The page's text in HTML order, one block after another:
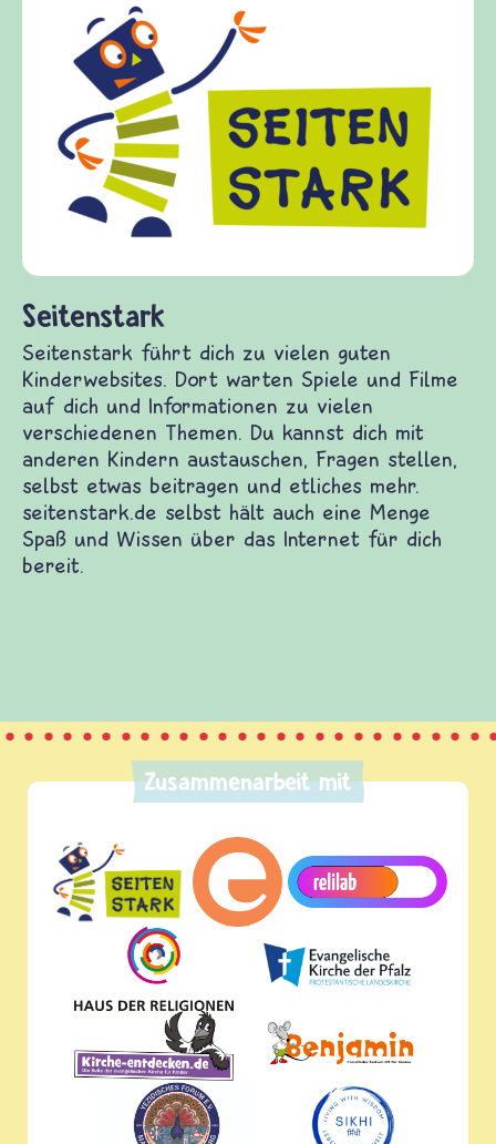
guten Kinderwebsites. Dort warten Spiele und
zu vielen verschiedenen Themen. Du kannst
Fragen stellen, selbst etwas beitragen
Frieden Fragen
frieden-fragen.de ist ein Internet-
Kinder, Eltern und ErzieherInnen
Fragen von Krieg und Frieden,
Gewalt informiert und einen
diesem Themenbereich
fragen.de bietet Antworten auf
und Frieden, Streit und Gewalt.
Zusammenarbeit mit